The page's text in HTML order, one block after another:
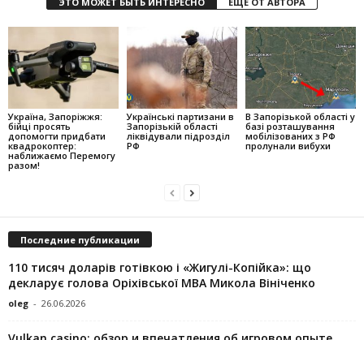
Україна, Запоріжжя:
бійці просять
допомогти придбати
квадрокоптер:
наближаємо Перемогу
разом!
Українські партизани в
Запорізькій області
ліквідували підрозділ
РФ
В Запорізькой області у
базі розташування
мобілізованих з РФ
пролунали вибухи
Последние публикации
110 тисяч доларів готівкою і «Жигулі-Копійка»: що
декларує голова Оріхівської МВА Микола Вініченко
oleg - 26.06.2026